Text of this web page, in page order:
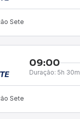
Sete
09:00
Duração: 5h 30m
Sete